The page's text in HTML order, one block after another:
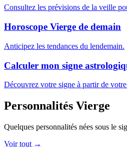
Consultez les prévisions de la veille
Horoscope Vierge de demain
Anticipez les tendances du lendemain.
Calculer mon signe
Découvrez votre signe à partir de votre
Personnalités Vierge
Quelques personnalités nées sous le
Voir tout →